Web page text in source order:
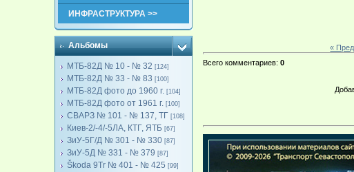
ИНФРАСТРУКТУРА >>
Альбомы
МТБ-82Д № 10 - № 32 [124]
МТБ-82Д № 33 - № 83 [100]
МТБ-82Д фото до 1960 г. [104]
МТБ-82Д фото от 1961 г. [100]
СВАРЗ № 101 - № 137, ТГ [108]
Киев-2/-4/-5ЛА, КТГ, ЯТБ [67]
ЗиУ-5Г/Д № 301 - № 330 [87]
ЗиУ-5Д № 331 - № 379 [87]
Škoda 9Tr № 401 - № 425 [99]
«
Всего комментариев:0